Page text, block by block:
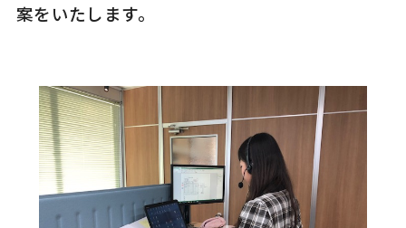
案をいたします。